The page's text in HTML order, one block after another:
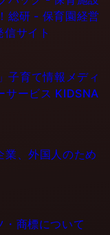
総研 - 保育園経営
サイト
子育て情報メディ
サービス KIDSNA
、外国人のため
・商標について